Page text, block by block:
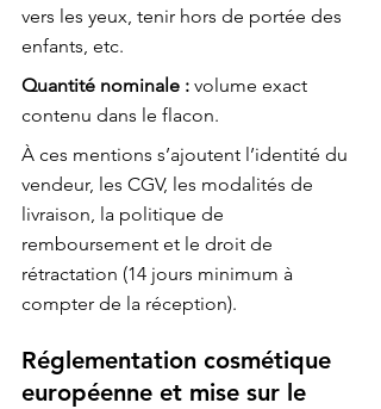
vers les yeux, tenir hors de portée des
enfants, etc.
Quantité nominale : volume exact
contenu dans le flacon.
À ces mentions s’ajoutent l’identité du
vendeur, les CGV, les modalités de
livraison, la politique de
remboursement et le droit de
rétractation (14 jours minimum à
compter de la réception).
Réglementation cosmétique
européenne et mise sur le